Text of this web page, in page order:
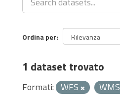
Ordina per
1 dataset trovato
Formati: WFS WMS